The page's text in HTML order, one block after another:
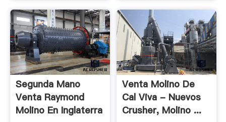
Segunda Mano
Venta Raymond
Molino En Inglaterra
Venta Molino De
Cal Viva - Nuevos
Crusher, Molino ...